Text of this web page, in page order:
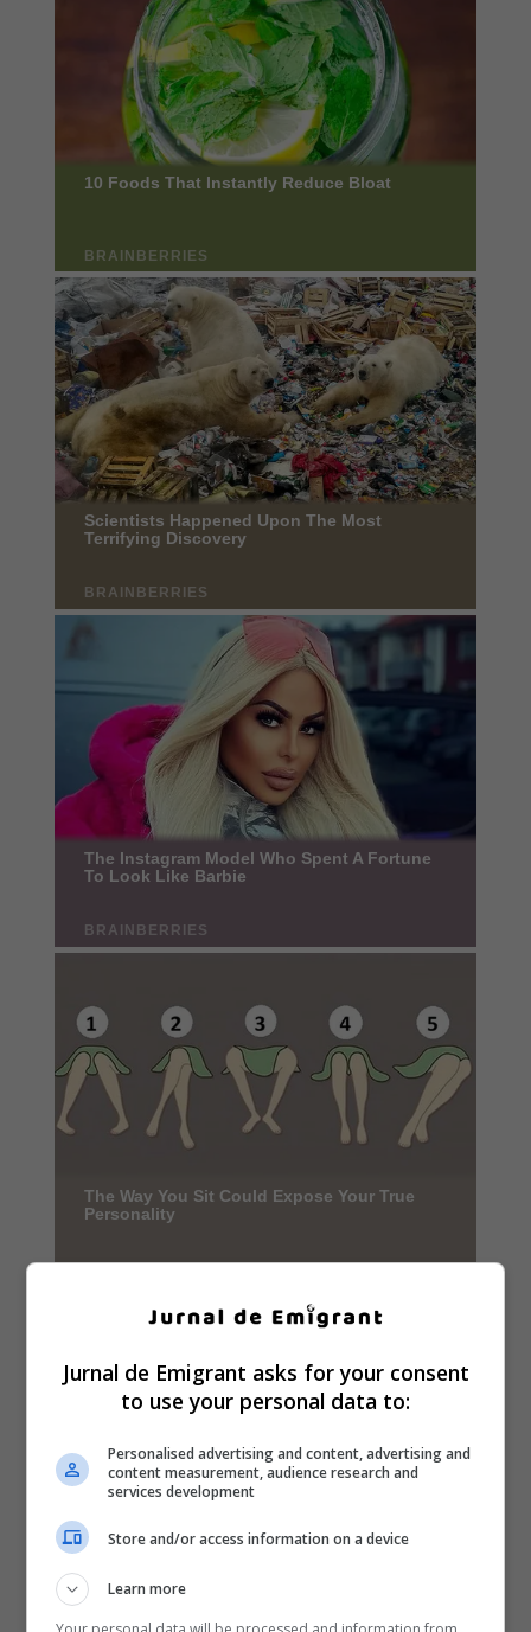
Jurnal de Emigrant asks for your consent
to use your personal data to:
Personalised advertising and content, advertising and
content measurement, audience research and
services development
Store and/or access information on a device
Learn more